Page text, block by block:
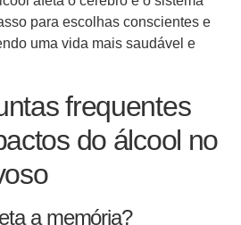
para escolhas conscientes e
uma vida mais saudável e
frequentes
do álcool no
a memória?